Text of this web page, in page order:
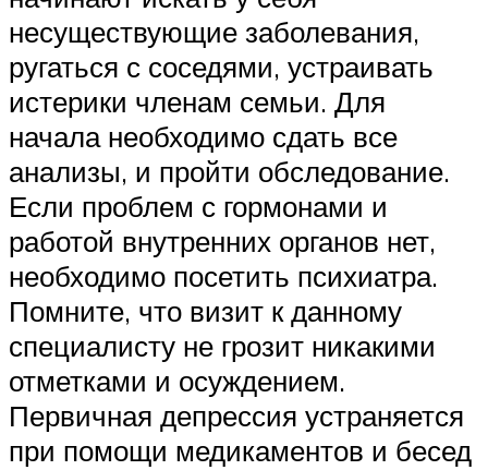
несуществующие заболевания,
ругаться с соседями, устраивать
истерики членам семьи. Для
начала необходимо сдать все
анализы, и пройти обследование.
Если проблем с гормонами и
работой внутренних органов нет,
необходимо посетить психиатра.
Помните, что визит к данному
специалисту не грозит никакими
отметками и осуждением.
Первичная депрессия устраняется
при помощи медикаментов и бесед